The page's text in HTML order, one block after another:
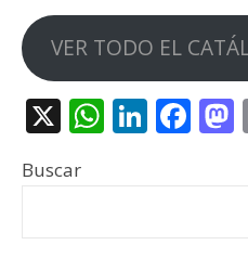
VER TODO EL
X
Buscar